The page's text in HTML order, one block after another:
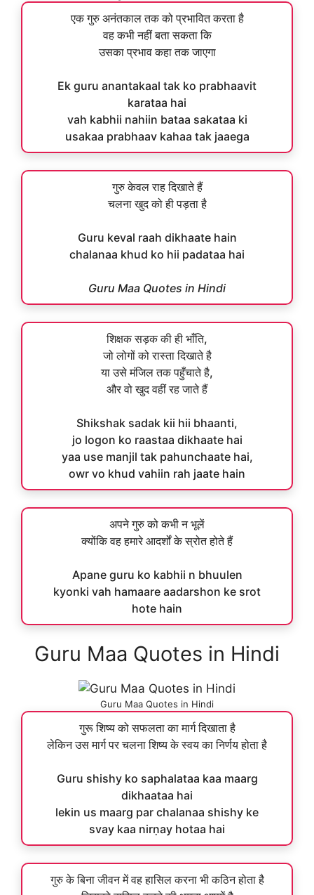
एक गुरु अनंतकाल तक को प्रभावित करता है
वह कभी नहीं बता सकता कि
उसका प्रभाव कहा तक जाएगा
Ek guru anantakaal tak ko prabhaavit
karataa hai
vah kabhii nahiin bataa sakataa ki
usakaa prabhaav kahaa tak jaaega
गुरु केवल राह दिखाते हैं
चलना खुद को ही पड़ता है
Guru keval raah dikhaate hain
chalanaa khud ko hii padataa hai
Guru Maa Quotes in Hindi
शिक्षक सड़क की ही भाँति,
जो लोगों को रास्ता दिखाते है
या उसे मंजिल तक पहुँचाते है,
और वो खुद वहीं रह जाते हैं
Shikshak sadak kii hii bhaanti,
jo logon ko raastaa dikhaate hai
yaa use manjil tak pahunchaate hai,
owr vo khud vahiin rah jaate hain
अपने गुरु को कभी न भूलें
क्योंकि वह हमारे आदर्शों के स्रोत होते हैं
Apane guru ko kabhii n bhuulen
kyonki vah hamaare aadarshon ke srot
hote hain
Guru Maa Quotes in Hindi
Guru Maa Quotes in Hindi
गुरू शिष्य को सफलता का मार्ग दिखाता है
लेकिन उस मार्ग पर चलना शिष्य के स्वय का निर्णय होता है
Guru shishy ko saphalataa kaa maarg
dikhaataa hai
lekin us maarg par chalanaa shishy ke
svay kaa nirṇay hotaa hai
गुरु के बिना जीवन में वह हासिल करना भी कठिन होता है